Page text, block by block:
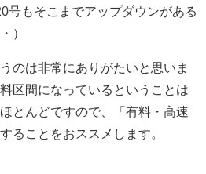
号もそこまでアップダウンがある
）
のは非常にありがたいと思いま
区間になっているということは
とんどですので、「有料・高速
ることをおススメします。